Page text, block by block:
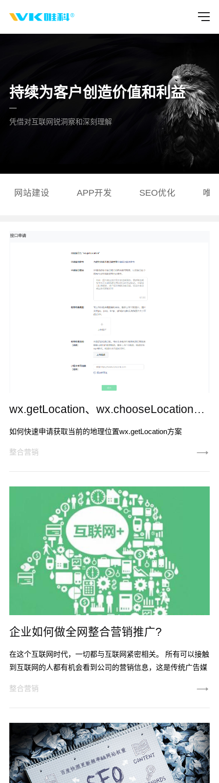
持续为客户创造价值和利益
凭借对互联网锐洞察和深刻理解
网站建设 APP开发 SEO优化 唯
wx.getLocation、wx.chooseLocation、wx.chooseAddress 接口申请百分百通过的方法
如何快速申请获取当前的地理位置wx.getLocation方案
整合营销
企业如何做全网整合营销推广?
在这个互联网时代，一切都与互联网紧密相关。 所有可以接触
到互联网的人都有机会看到公司的营销信息，这是传统广告媒
销已经成为主流的营销方式。1、 全网营销是必由之路您必须
知道，竞争意识自古以来就一直存在。 在互联网时代，网络营
整合营销、全网整合营销等字眼频繁出现在人们的视野，随着
市场意识的不
整合营销